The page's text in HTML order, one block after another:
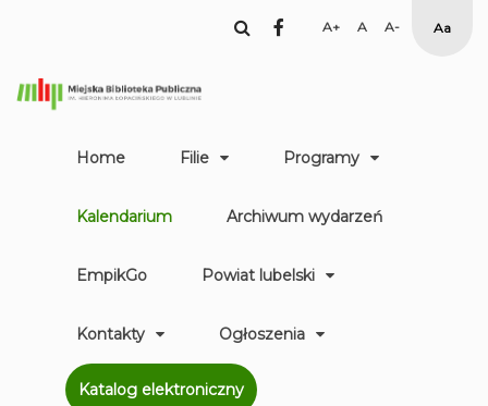
facebook
Set Set
Smaller
High
Home Filie Programy
Kalendarium Archiwum wydarzeń
EmpikGo Powiat lubelski
Kontakty Ogłoszenia
Katalog elektroniczny